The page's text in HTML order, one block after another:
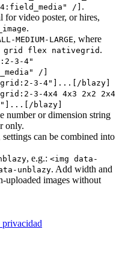
/] .
for video poster, or hires,
.
MEDIUM-LARGE, where
grid flex nativegrid .
3-4"
/]
3-4"]...[/blazy]
3-4x4 4x3 2x2 2x4
blazy]
number or dimension string
only.
can be combined into
, e.g.: <img data-
unblazy. Add width and
uploaded images without